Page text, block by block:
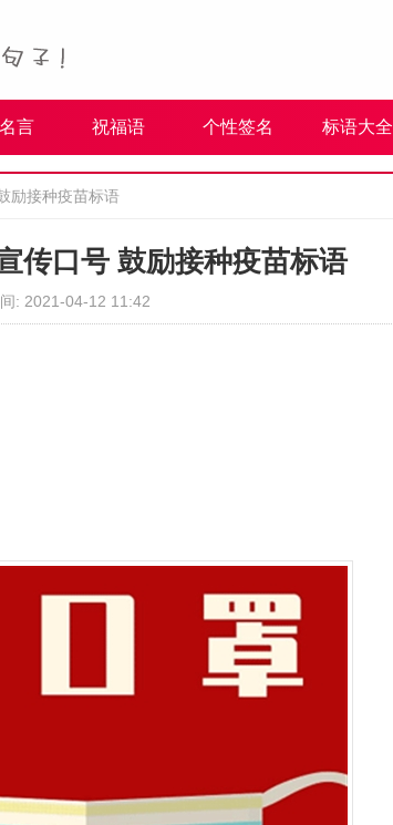
言 祝福语 个性签名 标语大全
励接种疫苗标语
传口号 鼓励接种疫苗标语
: 2021-04-12 11:42